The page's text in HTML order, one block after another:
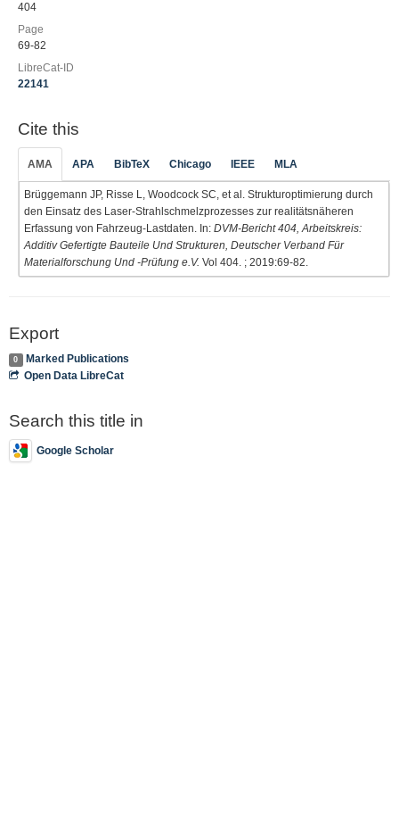
404
Page
69-82
LibreCat-ID
22141
Cite this
AMA APA BibTeX Chicago IEEE MLA
Brüggemann JP, Risse L, Woodcock SC, et al. Strukturoptimierung durch
den Einsatz des Laser-Strahlschmelzprozesses zur realitätsnäheren
Erfassung von Fahrzeug-Lastdaten. In: DVM-Bericht 404, Arbeitskreis:
Additiv Gefertigte Bauteile Und Strukturen, Deutscher Verband Für
Materialforschung Und -Prüfung e.V. Vol 404. ; 2019:69-82.
Export
0
Marked Publications
Open Data LibreCat
Search this title in
Google Scholar